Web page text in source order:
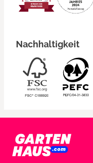
Nachhaltigkeit